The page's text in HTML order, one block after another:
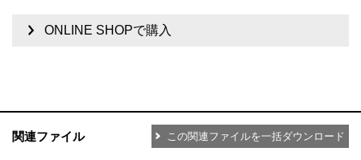
ONLINE SHOPで購入
関連ファイル この関連ファイルを一括ダウンロード